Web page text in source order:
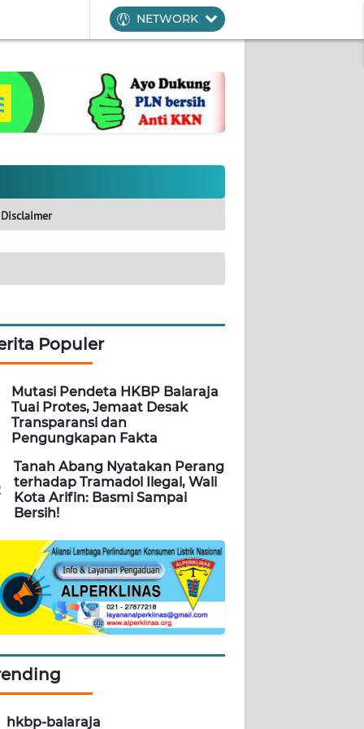
NETWORK
Disclaimer
Populer
Mutasi Pendeta HKBP Balaraja
Tuai Protes, Jemaat Desak
Transparansi dan
Pengungkapan Fakta
Tanah Abang Nyatakan Perang
terhadap Tramadol Ilegal, Wali
Kota Arifin: Basmi Sampai
Bersih!
hkbp-balaraja